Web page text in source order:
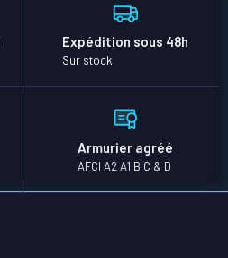
Expédition sous 48h
Sur stock
Armurier agréé
AFCI A2 A1 B C & D